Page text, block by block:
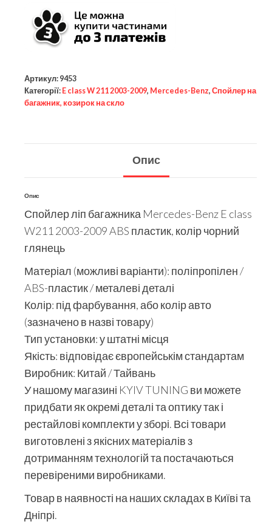
Артикул: 9453
Категорії: E class W 211 2003-2009, Mercedes-Benz, Спойлер на
багажник, козирок на скло
Опис
Опис
Спойлер ліп багажника Mercedes-Benz E class
W211 2003-2009 ABS пластик, колір чорний
глянець
Матеріал (можливі варіанти): поліпропілен /
ABS-пластик / металеві деталі
Колір: під фарбування, або колір авто
(зазначено в назві товару)
Тип установки: у штатні місця
Якість: відповідає європейськім стандартам
Виробник: Китай / Тайвань
У нашому магазині KYIV TUNING ви можете
придбати як окремі деталі та оптику так і
рестайлові комплекти у зборі. Всі товари
виготовлені з якісних матеріалів з
дотриманням технологій та постачаються
перевіреними виробниками.
Товар в наявності на наших складах в Київі та
Дніпрі.